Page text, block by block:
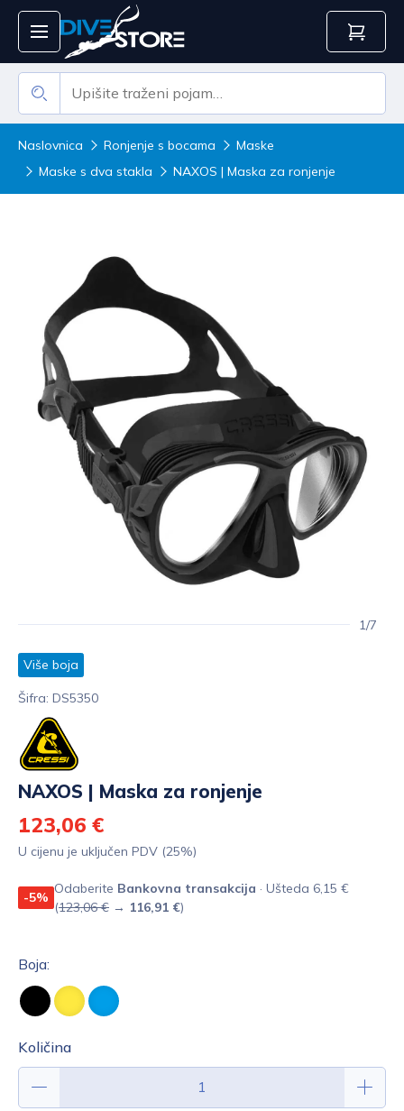
Naslovnica Ronjenje s bocama
Maske
Maske s dva stakla
NAXOS | Maska za ronjenje
1/7
Više boja
Šifra: DS5350
NAXOS | Maska za ronjenje
123,06 €
U cijenu je uključen PDV (25%)
-5%
Odaberite Bankovna transakcija · Ušteda 6,15 €
(123,06 € → 116,91 €)
Boja:
Količina